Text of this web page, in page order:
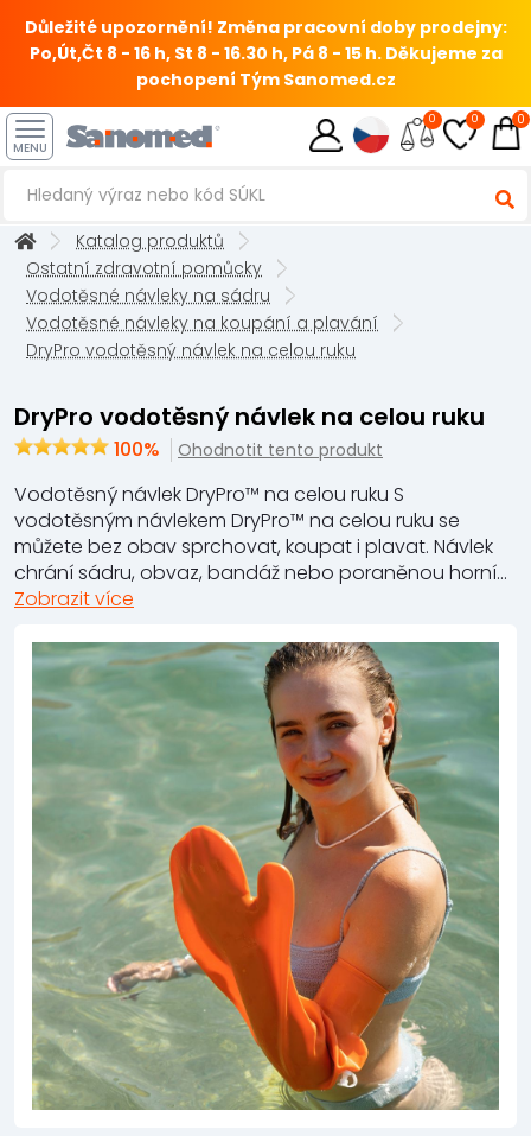
Důležité upozornění! Změna pracovní doby prodejny:
Po,Út,Čt 8 - 16 h, St 8 - 16.30 h, Pá 8 - 15 h. Děkujeme za
pochopení Tým Sanomed.cz
MENU
0 0 0
Katalog produktů
Ostatní zdravotní pomůcky
Vodotěsné návleky na sádru
Vodotěsné návleky na koupání a plavání
DryPro vodotěsný návlek na celou ruku
DryPro vodotěsný návlek na celou ruku
100% Ohodnotit tento produkt
Vodotěsný návlek DryPro™ na celou ruku S
vodotěsným návlekem DryPro™ na celou ruku se
můžete bez obav sprchovat, koupat i plavat. Návlek
chrání sádru, obvaz, bandáž nebo poraněnou horní...
Zobrazit více